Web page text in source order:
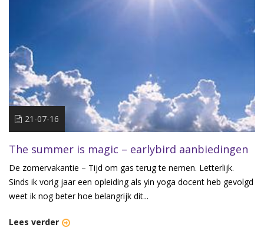
21-07-16
The summer is magic – earlybird aanbiedingen
De zomervakantie – Tijd om gas terug te nemen. Letterlijk.
Sinds ik vorig jaar een opleiding als yin yoga docent heb gevolgd
weet ik nog beter hoe belangrijk dit...
Lees verder